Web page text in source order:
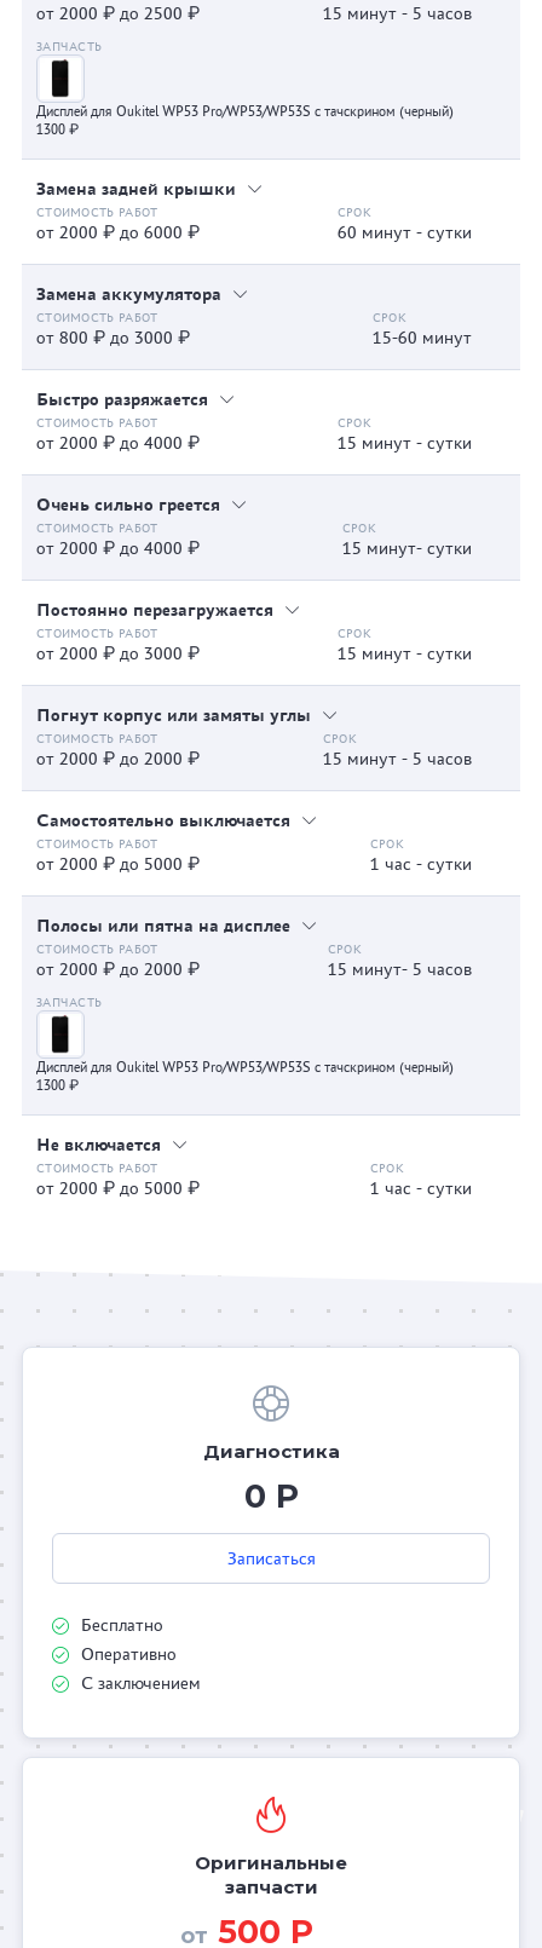
от 2000 ₽ до 2500 ₽ 15 минут - 5 часов
Дисплей для Oukitel WP53 Pro/WP53/WP53S с тачскрином (черный)
1300 ₽
Замена задней крышки
от 2000 ₽ до 6000 ₽ 60 минут - сутки
Замена аккумулятора
от 800 ₽ до 3000 ₽ 15-60 минут
Быстро разряжается
от 2000 ₽ до 4000 ₽ 15 минут - сутки
Очень сильно греется
от 2000 ₽ до 4000 ₽ 15 минут- сутки
Постоянно перезагружается
от 2000 ₽ до 3000 ₽ 15 минут - сутки
Погнут корпус или замяты углы
от 2000 ₽ до 2000 ₽ 15 минут - 5 часов
Самостоятельно выключается
от 2000 ₽ до 5000 ₽ 1 час - сутки
Полосы или пятна на дисплее
от 2000 ₽ до 2000 ₽ 15 минут- 5 часов
Дисплей для Oukitel WP53 Pro/WP53/WP53S с тачскрином (черный)
1300 ₽
Не включается
от 2000 ₽ до 5000 ₽ 1 час - сутки
Диагностика
0 Р
Записаться
Бесплатно
Оперативно
С заключением
Оригинальные
запчасти
от 500 Р